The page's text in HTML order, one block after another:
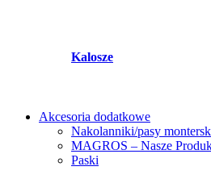
Kalosze
Akcesoria dodatkowe
Nakolanniki/pasy
MAGROS – Nasze
Paski